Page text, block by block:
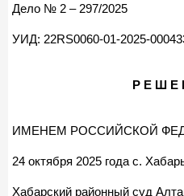
Дело № 2 – 297/2025
УИД: 22RS0060-01-2025-
Р Е Ш Е
ИМЕНЕМ РОССИЙСКОЙ
24 октября 2025 года с.
Хабарский районный суд